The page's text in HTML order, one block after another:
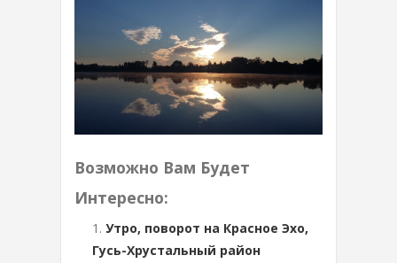
Возможно Вам Будет
Интересно:
Утро, поворот на Красное Эхо,
Гусь-Хрустальный район